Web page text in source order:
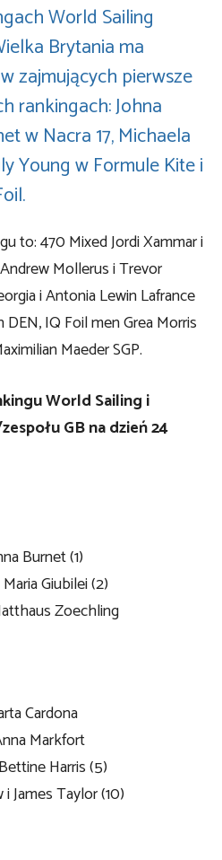
World Sailing
Brytania ma
zajmujących pierwsze
rankingach: Johna
w Nacra 17, Michaela
Young w Formule Kite i
to: 470 Mixed Jordi Xammar i
Mollerus i Trevor
i Antonia Lewin Lafrance
IQ Foil men Grea Morris
Maeder SGP.
World Sailing i
GB na dzień 24
Burnet (1)
Giubilei (2)
Zoechling
Cardona
Markfort
Harris (5)
James Taylor (10)